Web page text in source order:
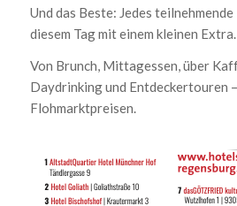
Und das Beste: Jedes
diesem Tag mit einem kleinen Extra.
Von Brunch, Mittagessen, über
Daydrinking und Entdeckertouren
Flohmarktpreisen.